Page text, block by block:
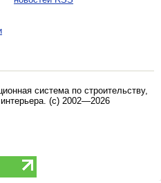
система по строительству,
. (c) 2002—2026